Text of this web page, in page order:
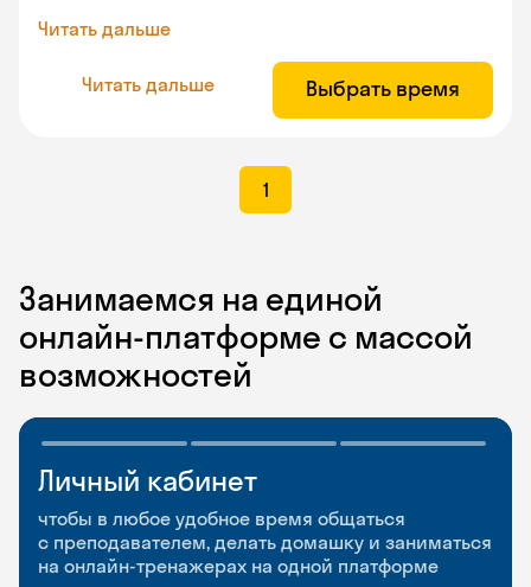
Читать дальше
Читать дальше Выбрать время
1
Занимаемся на единой
онлайн-платформе с массой
возможностей
Личный кабинет
чтобы в любое удобное время общаться
с преподавателем, делать домашку и заниматься
на онлайн-тренажерах на одной платформе
Мобильное
приложение
чтобы заниматься и изучать новые слова где
и когда удобно
Разговорные клубы
и Talks
Групповые занятия для разговорной практики
и индивидуальные встречи с преподавателями